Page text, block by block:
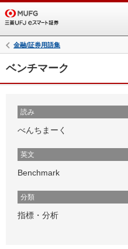
金融/証券用語集
ベンチマーク
読み
べんちまーく
英文
Benchmark
分類
指標・分析